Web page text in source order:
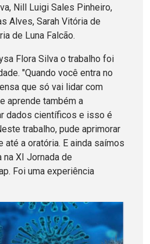
Nill Luigi Sales Pinheiro,
Alves, Sarah Vitória de
de Luna Falcão.
Flora Silva o trabalho foi
"Quando você entra no
que só vai lidar com
aprende também a
dados científicos e isso é
trabalho, pude aprimorar
até a oratória. E ainda saímos
na XI Jornada de
Foi uma experiência